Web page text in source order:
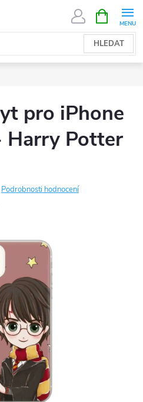
HLEDAT
NÁKUPNÍ
KOŠÍK
pro iPhone
Harry Potter
Podrobnosti hodnocení